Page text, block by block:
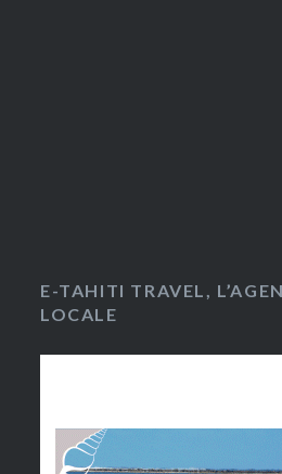
E-TAHITI TRAVEL,
LOCALE